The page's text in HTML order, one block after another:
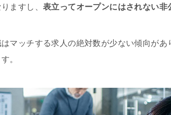
ますし、 表立ってオープンにはされない非
マッチする求人の絶対数が少ない傾向が
。